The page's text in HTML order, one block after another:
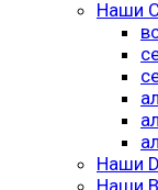
Наши
Наши